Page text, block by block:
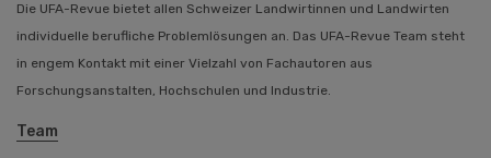
Die UFA-Revue bietet allen Schweizer Landwirtinnen und Landwirten
individuelle berufliche Problemlösungen an. Das UFA-Revue Team steht
in engem Kontakt mit einer Vielzahl von Fachautoren aus
Forschungsanstalten, Hochschulen und Industrie.
Team